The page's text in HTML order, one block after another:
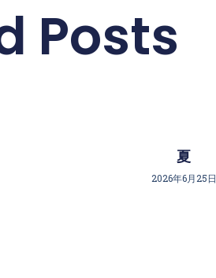
Posts
夏
2026年6月25日